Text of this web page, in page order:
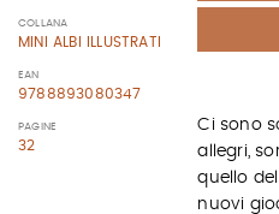
COLLANA
MINI ALBI ILLUSTRATI
EAN
9788893080347
PAGINE
32
Ci sono
allegri,
quello
nuovi